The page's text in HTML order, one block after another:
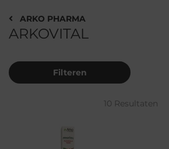
ARKO PHARMA
ARKOVITAL
Filteren
10 Resultaten